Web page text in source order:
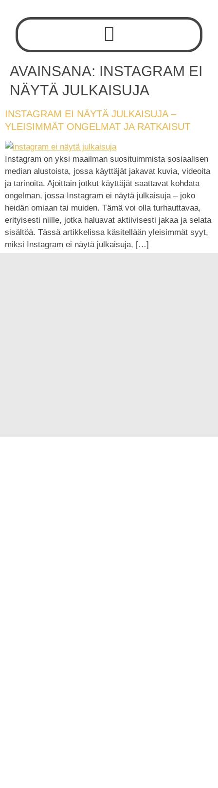
AVAINSANA: INSTAGRAM EI
NÄYTÄ JULKAISUJA
INSTAGRAM EI NÄYTÄ JULKAISUJA –
YLEISIMMÄT ONGELMAT JA RATKAISUT
Instagram on yksi maailman suosituimmista sosiaalisen
median alustoista, jossa käyttäjät jakavat kuvia, videoita
ja tarinoita. Ajoittain jotkut käyttäjät saattavat kohdata
ongelman, jossa Instagram ei näytä julkaisuja – joko
heidän omiaan tai muiden. Tämä voi olla turhauttavaa,
erityisesti niille, jotka haluavat aktiivisesti jakaa ja selata
sisältöä. Tässä artikkelissa käsitellään yleisimmät syyt,
miksi Instagram ei näytä julkaisuja, […]